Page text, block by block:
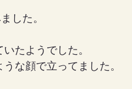
した。
たようでした。
な顔で立ってました。